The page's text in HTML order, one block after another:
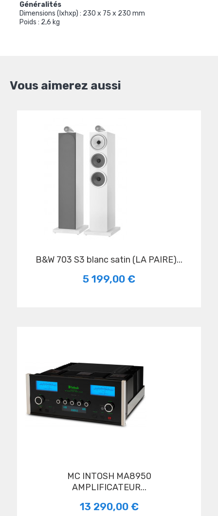
Généralités
Dimensions (lxhxp) : 230 x 75 x 230 mm
Poids : 2,6 kg
Vous aimerez aussi
B&W 703 S3 blanc satin (LA PAIRE)...
5 199,00 €
MC INTOSH MA8950
AMPLIFICATEUR...
13 290,00 €